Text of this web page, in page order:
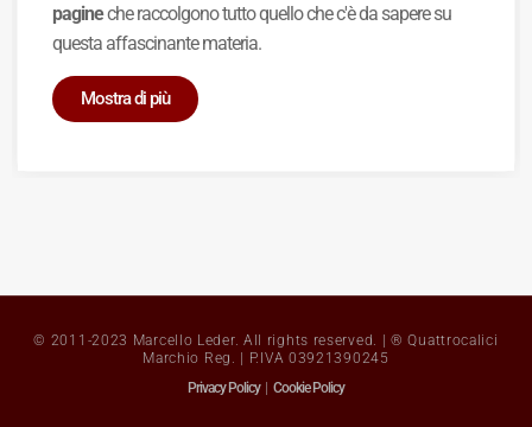
pagineche raccolgono tutto quello che c'è da sapere su
questa affascinante materia.
Mostra di più
© 2011-2023 Marcello Leder. All rights reserved. | ® Quattrocalici
Marchio Reg. | P.IVA 03921390245
Privacy Policy|Cookie Policy